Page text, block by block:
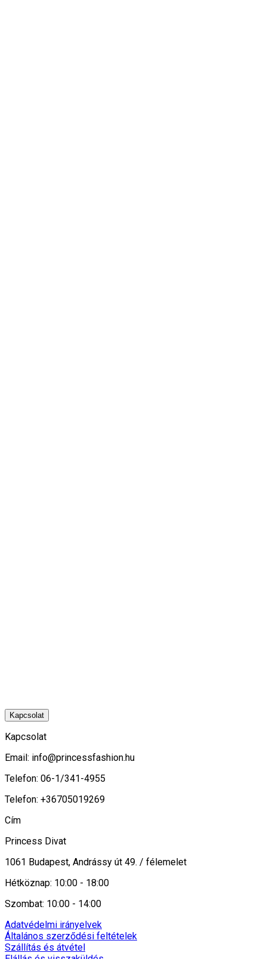
Kapcsolat
Kapcsolat
Email: info@princessfashion.hu
Telefon: 06-1/341-4955
Telefon: +36705019269
Cím
Princess Divat
1061 Budapest, Andrássy út 49. / félemelet
Hétköznap: 10:00 - 18:00
Szombat: 10:00 - 14:00
Adatvédelmi irányelvek
Általános szerződési feltételek
Szállítás és átvétel